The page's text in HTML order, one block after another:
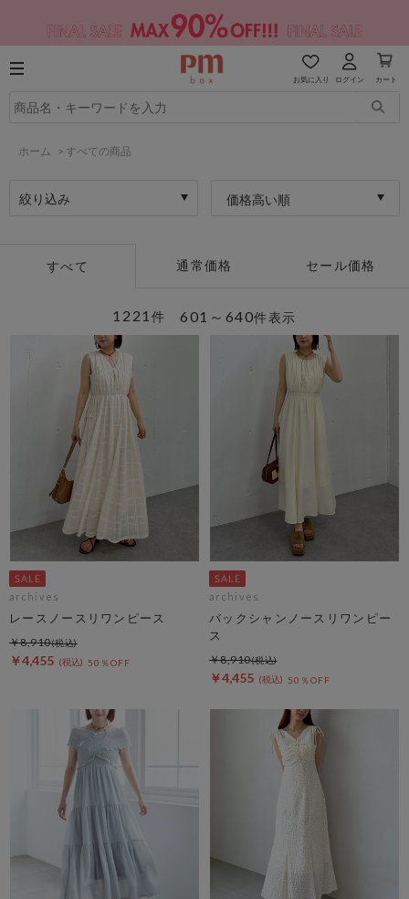
お気に入り ログイン カート
ホーム > すべての商品
絞り込み 価格高い順
すべて 通常価格 セール価格
601～640件表示
1221 件
archives
レースノースリワンピース
￥4,455 50％OFF
￥8,910
archives
バックシャンノースリワンピー
ス
￥4,455 50％OFF
￥8,910